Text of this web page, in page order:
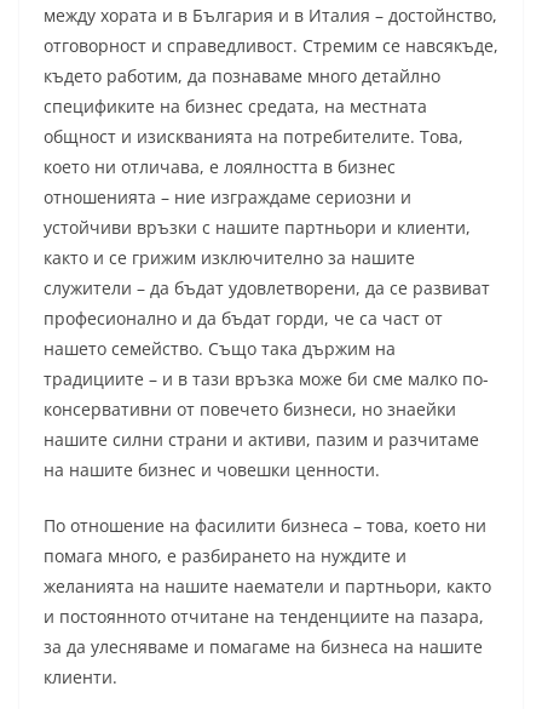
между хората и в България и в Италия – достойнство,
отговорност и справедливост. Стремим се навсякъде,
където работим, да познаваме много детайлно
спецификите на бизнес средата, на местната
общност и изискванията на потребителите. Това,
което ни отличава, е лоялността в бизнес
отношенията – ние изграждаме сериозни и
устойчиви връзки с нашите партньори и клиенти,
както и се грижим изключително за нашите
служители – да бъдат удовлетворени, да се развиват
професионално и да бъдат горди, че са част от
нашето семейство. Също така държим на
традициите – и в тази връзка може би сме малко по-
консервативни от повечето бизнеси, но знаейки
нашите силни страни и активи, пазим и разчитаме
на нашите бизнес и човешки ценности.
По отношение на фасилити бизнеса – това, което ни
помага много, е разбирането на нуждите и
желанията на нашите наематели и партньори, както
и постоянното отчитане на тенденциите на пазара,
за да улесняваме и помагаме на бизнеса на нашите
клиенти.